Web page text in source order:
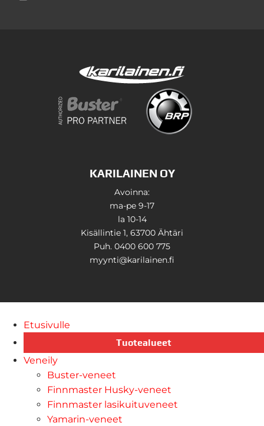
KARILAINEN OY
Avoinna:
ma-pe 9-17
la 10-14
Kisällintie 1, 63700 Ähtäri
Puh. 0400 600 775
myynti@karilainen.fi
Etusivulle
Tuotealueet
Veneily
Buster-veneet
Finnmaster Husky-veneet
Finnmaster lasikuituveneet
Yamarin-veneet